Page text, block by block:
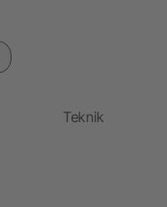
Teknik